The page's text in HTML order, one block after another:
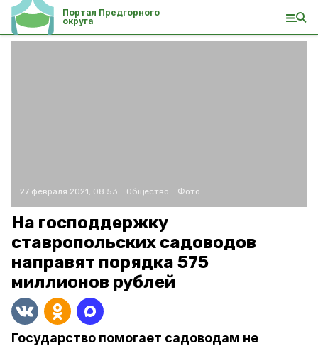
Портал Предгорного
округа
27 февраля 2021, 08:53 Общество Фото:
На господдержку
ставропольских садоводов
направят порядка 575
миллионов рублей
Государство помогает садоводам не